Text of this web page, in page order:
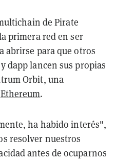
de Pirate
primera red en ser
abrirse para que otros
dapp lancen sus propias
Orbit, una
Ethereum.
ha habido interés",
resolver nuestros
antes de ocuparnos